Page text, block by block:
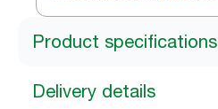
Product specifications
Delivery details